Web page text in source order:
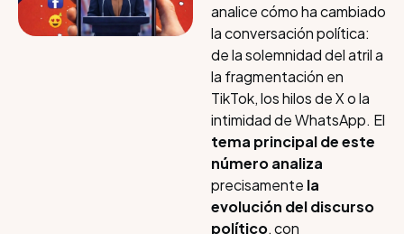
analice cómo ha cambiado
la conversación política:
de la solemnidad del atril a
la fragmentación en
TikTok, los hilos de X o la
intimidad de WhatsApp. El
tema principal de este
número analiza
precisamente la
evolución del discurso
político, con